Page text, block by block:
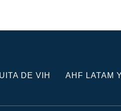
DE VIH AHF LATAM